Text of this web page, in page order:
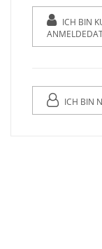
ICH BIN
ICH BIN